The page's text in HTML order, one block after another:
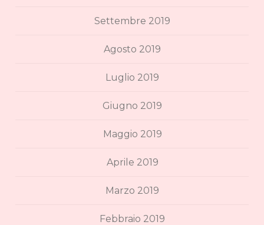
Settembre 2019
Agosto 2019
Luglio 2019
Giugno 2019
Maggio 2019
Aprile 2019
Marzo 2019
Febbraio 2019